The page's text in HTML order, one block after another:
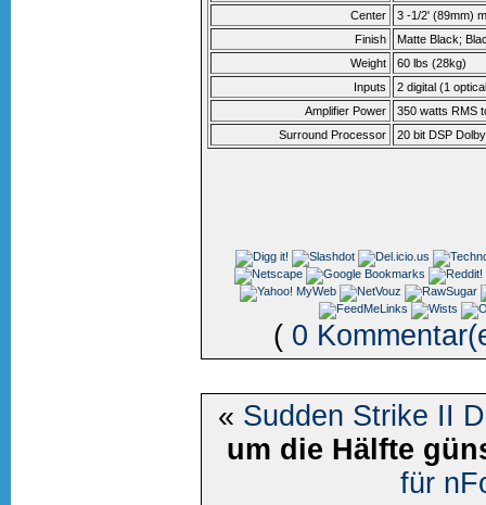
Center
3 -1/2' (89mm)
Finish
Matte Black;
Weight
60 lbs (28kg)
Inputs
2 digital (1
Amplifier Power
350 watts RMS
Surround Processor
20 bit DSP
( 0
« Sudden Strike II
um die Hälfte
für